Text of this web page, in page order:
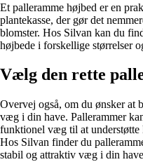
Et palleramme højbed er en
plantekasse, der gør det
blomster. Hos Silvan kan du
højbede i forskellige størrelser
Vælg den rette
Overvej også, om du ønsker at
væg i din have. Pallerammer
funktionel væg til at understøtte
Hos Silvan finder du
stabil og attraktiv væg i din